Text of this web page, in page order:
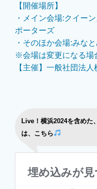
【開催場所】
・メイン会場:クイー
ポーターズ
・そのほか会場:みな
※会場は変更になる場
【主催】一般社団法
Live！横浜2024を含めた
は、こちら